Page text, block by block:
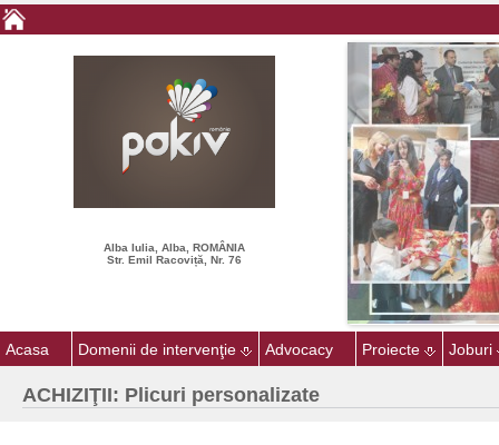
Alba Iulia, Alba, ROMÂNIA
Str. Emil Racoviță, Nr. 76
Acasa Domenii de intervenţie Advocacy Proiecte Joburi
ACHIZIŢII: Plicuri personalizate